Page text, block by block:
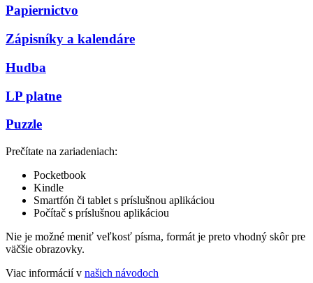
Papiernictvo
Zápisníky a kalendáre
Hudba
LP platne
Puzzle
Prečítate na zariadeniach:
Pocketbook
Kindle
Smartfón či tablet s príslušnou aplikáciou
Počítač s príslušnou aplikáciou
Nie je možné meniť veľkosť písma, formát je preto vhodný skôr pre
väčšie obrazovky.
Viac informácií v našich návodoch